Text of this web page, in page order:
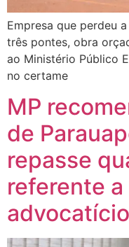
Empresa que perdeu
três pontes, obra
ao Ministério Público
no certame
MP
de
repasse
referente